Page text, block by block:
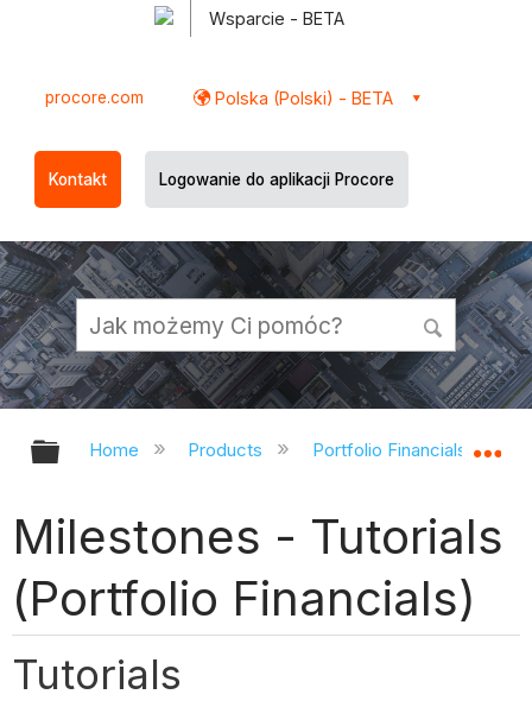
Wsparcie - BETA
procore.com Polska (Polski) - BETA
Kontakt Logowanie do aplikacji Procore
Expand/collapse global hierarchy
Home Products Portfolio Financials and
Milestones - Tutorials
(Portfolio Financials)
Tutorials